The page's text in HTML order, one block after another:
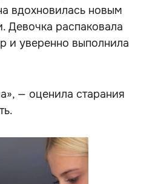
вдохновилась новым
Девочка распаковала
и уверенно выполнила
— оценила старания